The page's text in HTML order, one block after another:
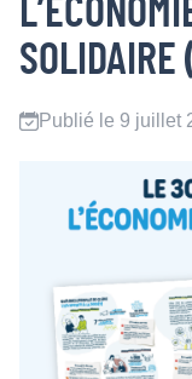
SOLIDAIRE
Publié le 9 juillet